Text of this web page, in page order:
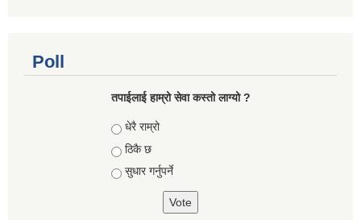
Poll
तपाईलाई हाम्रो सेवा कस्तो लाग्यो ?
Choices
धेरै राम्रो
ठिकै छ
सुधार गर्नुपर्ने